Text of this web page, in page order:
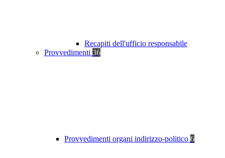
Recapiti dell'ufficio responsabile
Provvedimenti 36
Provvedimenti organi indirizzo-politico 6